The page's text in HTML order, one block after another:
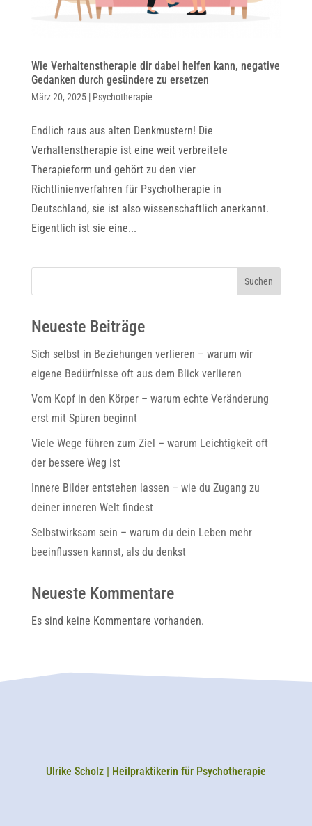
Wie Verhaltenstherapie dir dabei helfen kann, negative
Gedanken durch gesündere zu ersetzen
März 20, 2025| Psychotherapie
Endlich raus aus alten Denkmustern! Die
Verhaltenstherapie ist eine weit verbreitete
Therapieform und gehört zu den vier
Richtlinienverfahren für Psychotherapie in
Deutschland, sie ist also wissenschaftlich anerkannt.
Eigentlich ist sie eine...
Suchen
Neueste Beiträge
Sich selbst in Beziehungen verlieren – warum wir
eigene Bedürfnisse oft aus dem Blick verlieren
Vom Kopf in den Körper – warum echte Veränderung
erst mit Spüren beginnt
Viele Wege führen zum Ziel – warum Leichtigkeit oft
der bessere Weg ist
Innere Bilder entstehen lassen – wie du Zugang zu
deiner inneren Welt findest
Selbstwirksam sein – warum du dein Leben mehr
beeinflussen kannst, als du denkst
Neueste Kommentare
Es sind keine Kommentare vorhanden.
Ulrike Scholz | Heilpraktikerin für Psychotherapie